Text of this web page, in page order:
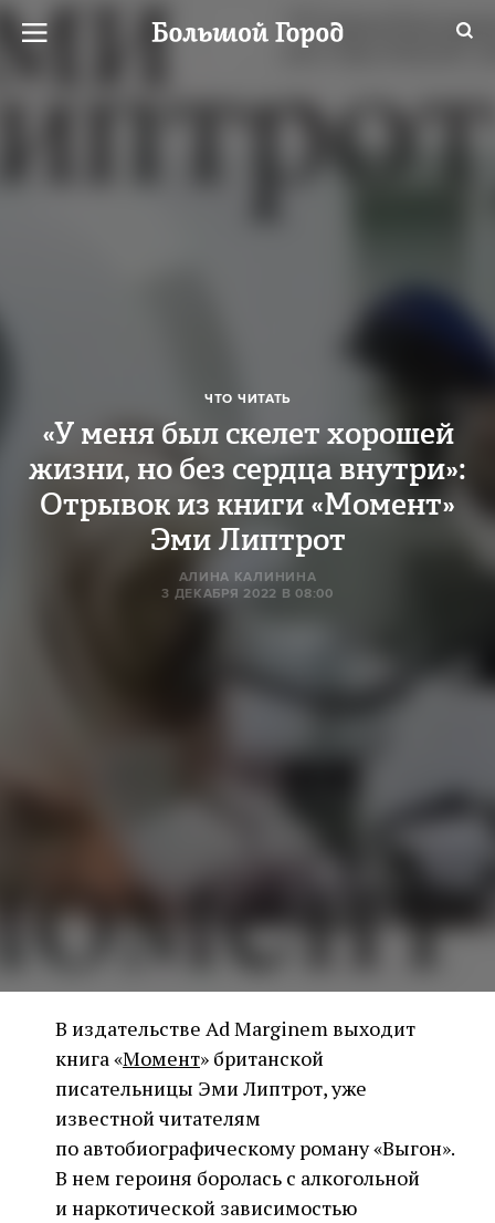
ЧТО ЧИТАТЬ
«У меня был скелет хорошей
жизни, но без сердца внутри»:
Отрывок из книги «Момент»
Эми Липтрот
AЛИНА КАЛИНИНА
3 ДЕКАБРЯ 2022 В 08:00
В издательстве Ad Marginem выходит
книга «Момент» британской
писательницы Эми Липтрот, уже
известной читателям
по автобиографическому роману «Выгон».
В нем героиня боролась с алкогольной
и наркотической зависимостью